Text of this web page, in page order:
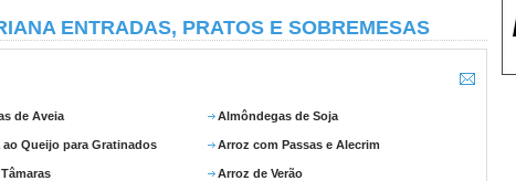
ENTRADAS, PRATOS E SOBREMESAS
de Aveia Almôndegas de Soja
Queijo para Gratinados Arroz com Passas e Alecrim
Arroz de Verão